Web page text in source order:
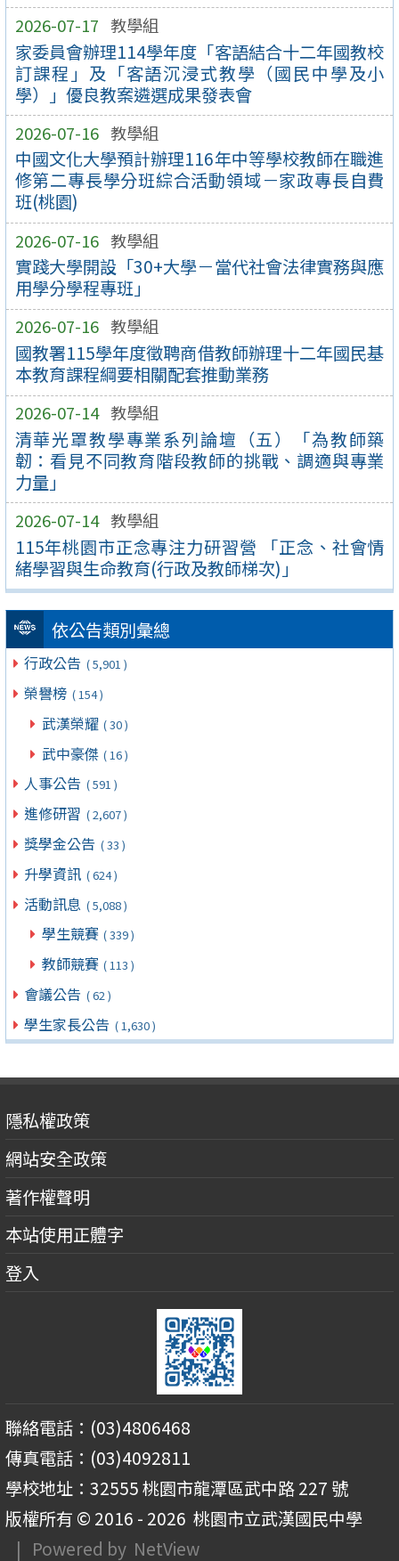
2026-07-17 教學組
家委員會辦理114學年度「客語結合十二年國教校
訂課程」及「客語沉浸式教學（國民中學及小
學）」優良教案遴選成果發表會
2026-07-16 教學組
中國文化大學預計辦理116年中等學校教師在職進
修第二專長學分班綜合活動領域－家政專長自費
班(桃園)
2026-07-16 教學組
實踐大學開設「30+大學－當代社會法律實務與應
用學分學程專班」
2026-07-16 教學組
國教署115學年度徵聘商借教師辦理十二年國民基
本教育課程綱要相關配套推動業務
2026-07-14 教學組
清華光罩教學專業系列論壇（五）「為教師築
韌：看見不同教育階段教師的挑戰、調適與專業
力量」
2026-07-14 教學組
115年桃園市正念專注力研習營 「正念、社會情
緒學習與生命教育(行政及教師梯次)」
依公告類別彙總
行政公告 ( 5,901 )
榮譽榜 ( 154 )
武漢榮耀 ( 30 )
武中豪傑 ( 16 )
人事公告 ( 591 )
進修研習 ( 2,607 )
獎學金公告 ( 33 )
升學資訊 ( 624 )
活動訊息 ( 5,088 )
學生競賽 ( 339 )
教師競賽 ( 113 )
會議公告 ( 62 )
學生家長公告 ( 1,630 )
隱私權政策
網站安全政策
著作權聲明
本站使用正體字
登入
聯絡電話：(03)4806468
傳真電話：(03)4092811
學校地址：32555 桃園市龍潭區武中路 227 號
版權所有 © 2016 - 2026 桃園市立武漢國民中學
| Powered by NetView